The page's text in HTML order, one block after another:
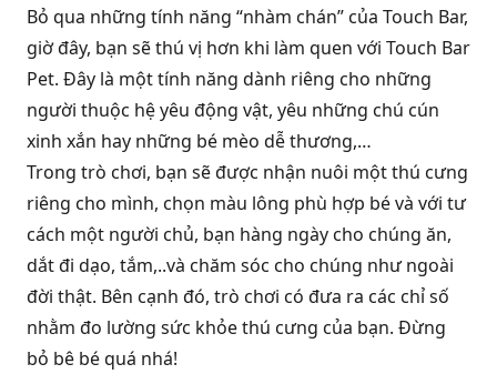
Bỏ qua những tính năng “nhàm chán” của Touch Bar,
giờ đây, bạn sẽ thú vị hơn khi làm quen với Touch Bar
Pet. Đây là một tính năng dành riêng cho những
người thuộc hệ yêu động vật, yêu những chú cún
xinh xắn hay những bé mèo dễ thương,…
Trong trò chơi, bạn sẽ được nhận nuôi một thú cưng
riêng cho mình, chọn màu lông phù hợp bé và với tư
cách một người chủ, bạn hàng ngày cho chúng ăn,
dắt đi dạo, tắm,..và chăm sóc cho chúng như ngoài
đời thật. Bên cạnh đó, trò chơi có đưa ra các chỉ số
nhằm đo lường sức khỏe thú cưng của bạn. Đừng
bỏ bê bé quá nhá!